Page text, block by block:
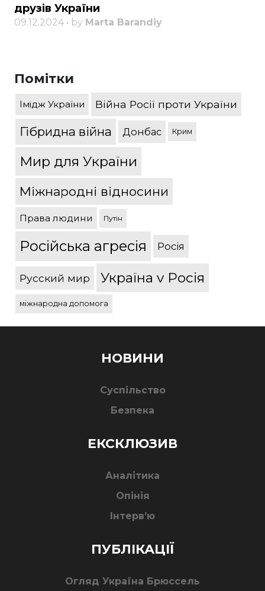
друзів України
09.12.2024 • by Marta Barandiy
Помітки
Імідж України Війна Росії проти України
Гібридна війна Донбас Крим
Мир для України
Міжнародні відносини
Права людини Путін
Російська агресія Росія
Русский мир Україна v Росія
міжнародна допомога
НОВИНИ
Суспільство
Безпека
ЕКСКЛЮЗИВ
Аналітика
Опінія
Інтерв’ю
ПУБЛІКАЦІЇ
Огляд Україна Брюссель